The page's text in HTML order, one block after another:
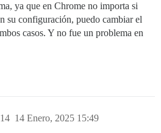
ya que en Chrome no importa si
su configuración, puedo cambiar el
casos. Y no fue un problema en
14 Enero, 2025 15:49
14